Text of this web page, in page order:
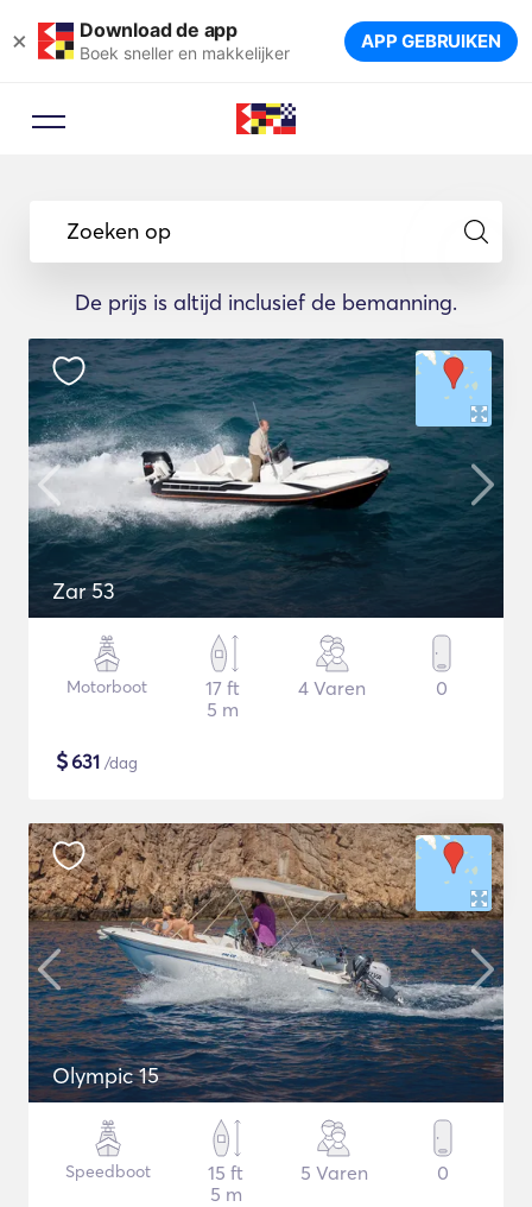
× Download de app
Boek sneller en makkelijker APP GEBRUIKEN
Zoeken op
De prijs is altijd inclusief de bemanning.
Zar 53
Motorboot
17 ft
5 m
4 Varen 0
$631 /dag
Olympic 15
Speedboot
15 ft
5 m
5 Varen 0